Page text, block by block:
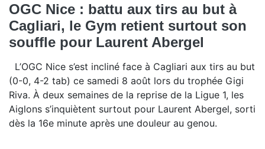
OGC Nice : battu aux tirs au but à
Cagliari, le Gym retient surtout son
souffle pour Laurent Abergel
L’OGC Nice s’est incliné face à Cagliari aux tirs au but
(0-0, 4-2 tab) ce samedi 8 août lors du trophée Gigi
Riva. À deux semaines de la reprise de la Ligue 1, les
Aiglons s’inquiètent surtout pour Laurent Abergel, sorti
dès la 16e minute après une douleur au genou.